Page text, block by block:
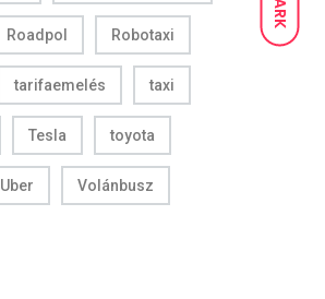
Roadpol Robotaxi
tarifaemelés taxi
Tesla toyota
Uber Volánbusz